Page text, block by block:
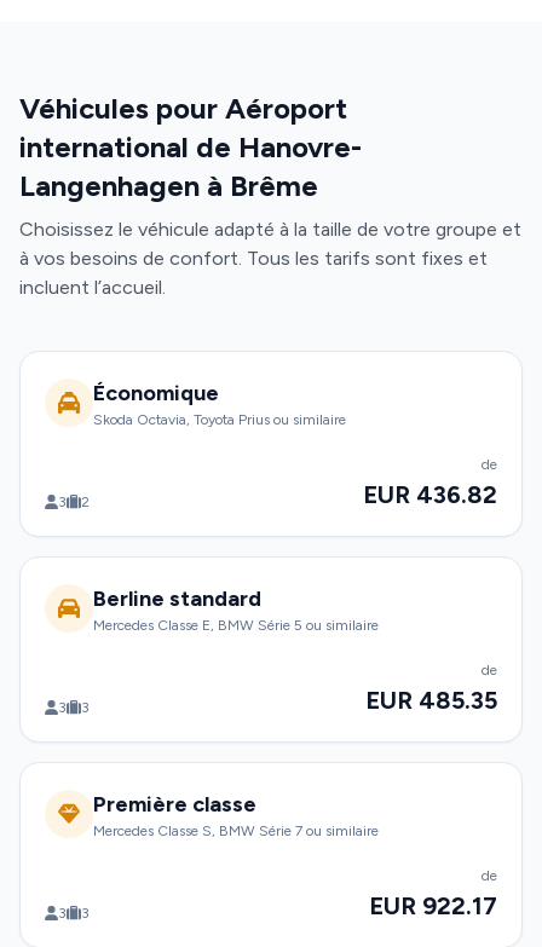
Véhicules pour Aéroport
international de Hanovre-
Langenhagen à Brême
Choisissez le véhicule adapté à la taille de votre groupe et
à vos besoins de confort. Tous les tarifs sont fixes et
incluent l’accueil.
Économique
Skoda Octavia, Toyota Prius ou similaire
3 2
de
EUR 436.82
Berline standard
Mercedes Classe E, BMW Série 5 ou similaire
3 3
de
EUR 485.35
Première classe
Mercedes Classe S, BMW Série 7 ou similaire
3 3
de
EUR 922.17